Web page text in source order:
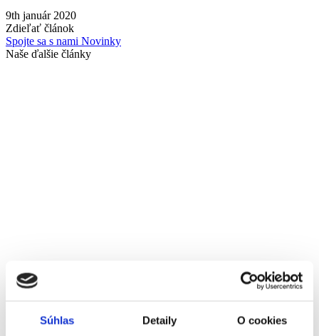
Súhlas Detaily O cookies
9th január 2020
Zdieľať článok
Spojte sa s nami Novinky
Naše ďalšie články